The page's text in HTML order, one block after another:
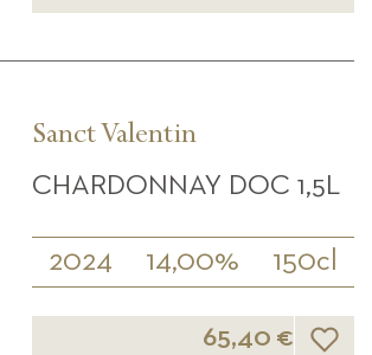
Sanct Valentin
CHARDONNAY DOC 1,5L
2024 14,00% 150cl
65,40 € Lista